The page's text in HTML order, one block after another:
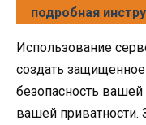
подробная
Использование
создать
безопасность
вашей